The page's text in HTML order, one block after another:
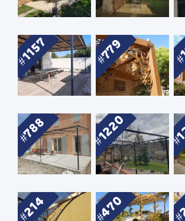
1157 779
788 1220
214 470